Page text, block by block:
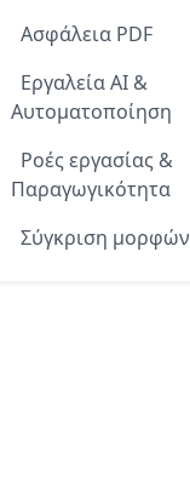
Ασφάλεια PDF
Εργαλεία AI &
Αυτοματοποίηση
Ροές εργασίας &
Παραγωγικότητα
Σύγκριση μορφών